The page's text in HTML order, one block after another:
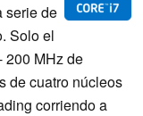
serie de
Solo el
200 MHz de
de cuatro núcleos
corriendo a